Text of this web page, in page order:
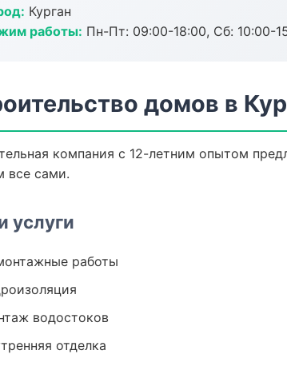
Курган
работы: Пн-Пт: 09:00-18:00, Сб: 10:00-
домов в
компания с 12-летним опытом
все сами.
услуги
работы
водостоков
отделка